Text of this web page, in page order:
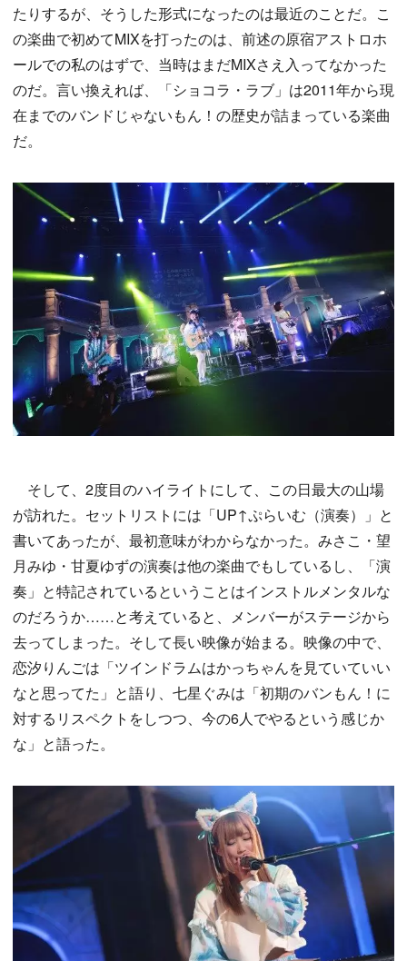
たりするが、そうした形式になったのは最近のことだ。こ
の楽曲で初めてMIXを打ったのは、前述の原宿アストロホ
ールでの私のはずで、当時はまだMIXさえ入ってなかった
のだ。言い換えれば、「ショコラ・ラブ」は2011年から現
在までのバンドじゃないもん！の歴史が詰まっている楽曲
だ。
そして、2度目のハイライトにして、この日最大の山場
が訪れた。セットリストには「UP↑ぷらいむ（演奏）」と
書いてあったが、最初意味がわからなかった。みさこ・望
月みゆ・甘夏ゆずの演奏は他の楽曲でもしているし、「演
奏」と特記されているということはインストルメンタルな
のだろうか……と考えていると、メンバーがステージから
去ってしまった。そして長い映像が始まる。映像の中で、
恋汐りんごは「ツインドラムはかっちゃんを見ていていい
なと思ってた」と語り、七星ぐみは「初期のバンもん！に
対するリスペクトをしつつ、今の6人でやるという感じか
な」と語った。